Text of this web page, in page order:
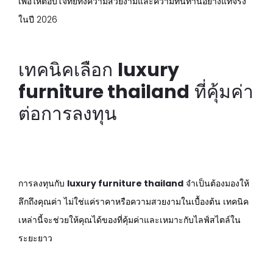
ในปี 2026
เทคนิคเลือก luxury
furniture thailand ที่คุ้มค่า
ต่อการลงทุน
การลงทุนกับ luxury furniture thailand จำเป็นต้องมองให้
ลึกถึงคุณค่า ไม่ใช่แค่ราคาหรือความสวยงามในเบื้องต้น เทคนิค
เหล่านี้จะช่วยให้คุณได้ของที่คุ้มค่าและเหมาะกับไลฟ์สไตล์ใน
ระยะยาว